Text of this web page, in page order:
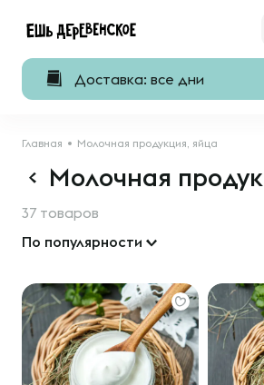
Доставка: все дни
Главная Молочная продукция, яйца
Молочная
37 товаров
По популярности